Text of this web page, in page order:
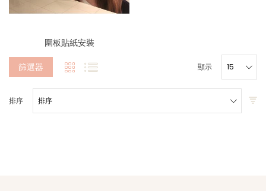
圍板貼紙安裝
篩選器
排序
顯示